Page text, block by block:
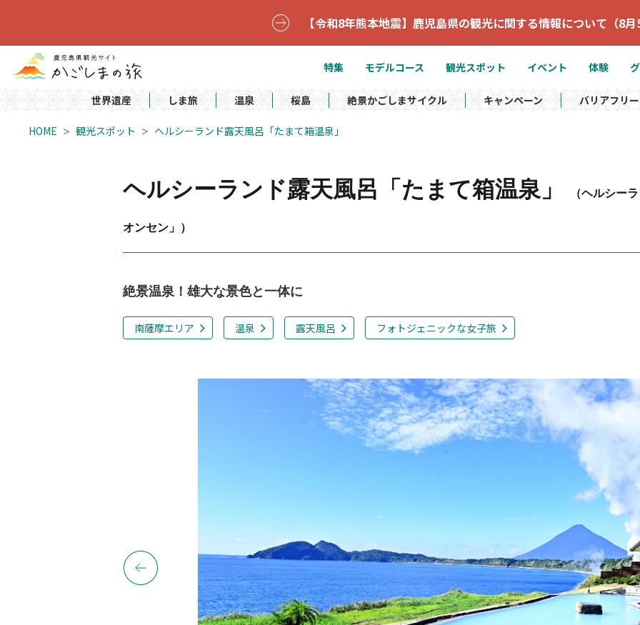
【令和8年熊本地震】鹿児島県の観光に関する情報について（8
特集 モデルコース 観光スポット イベント 体験
世界遺産 しま旅 温泉 桜島 絶景かごしまサイクル キャンペーン バリアフリー
HOME 観光スポット ヘルシーランド露天風呂「たまて箱温泉」
ヘルシーランド露天風呂「たまて箱温泉」 （ヘルシー
オンセン」）
絶景温泉！雄大な景色と一体に
南薩摩エリア 温泉 露天風呂 フォトジェニックな女子旅